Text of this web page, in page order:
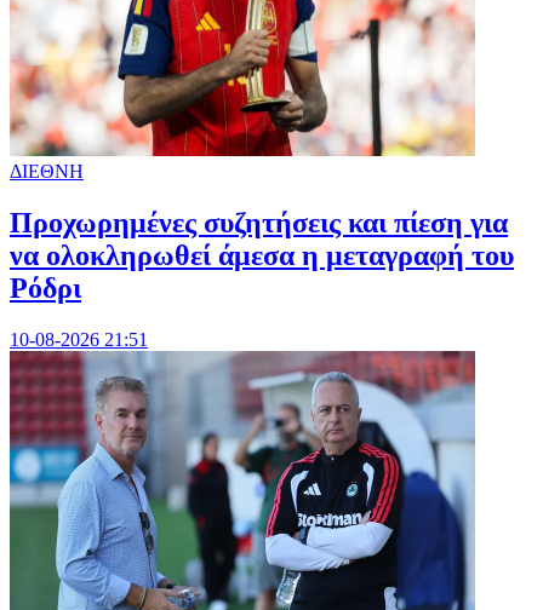
ΔΙΕΘΝΗ
Προχωρημένες συζητήσεις και πίεση για
να ολοκληρωθεί άμεσα η μεταγραφή του
Ρόδρι
10-08-2026 21:51